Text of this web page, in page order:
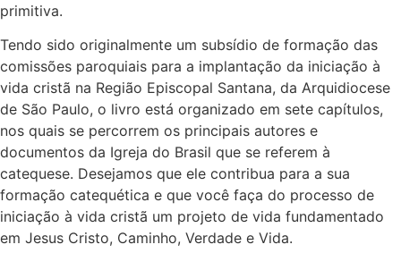
primitiva.
Tendo sido originalmente um subsídio de formação das
comissões paroquiais para a implantação da iniciação à
vida cristã na Região Episcopal Santana, da Arquidiocese
de São Paulo, o livro está organizado em sete capítulos,
nos quais se percorrem os principais autores e
documentos da Igreja do Brasil que se referem à
catequese. Desejamos que ele contribua para a sua
formação catequética e que você faça do processo de
iniciação à vida cristã um projeto de vida fundamentado
em Jesus Cristo, Caminho, Verdade e Vida.